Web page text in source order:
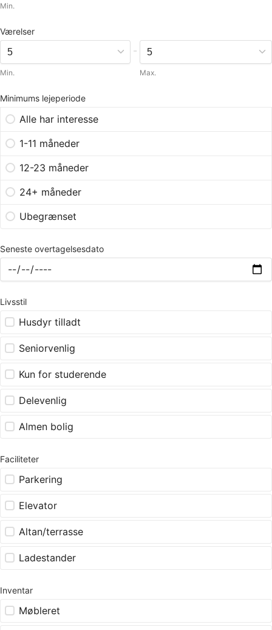
Min.
Værelser
Min.
-
Max.
Minimums lejeperiode
Alle har interesse
1-11 måneder
12-23 måneder
24+ måneder
Ubegrænset
Seneste overtagelsesdato
Livsstil
Husdyr tilladt
Seniorvenlig
Kun for studerende
Delevenlig
Almen bolig
Faciliteter
Parkering
Elevator
Altan/terrasse
Ladestander
Inventar
Møbleret